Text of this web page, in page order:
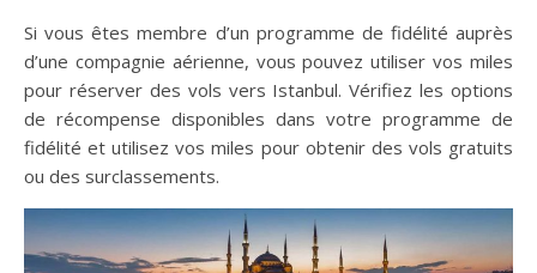
Si vous êtes membre d’un programme de fidélité auprès
d’une compagnie aérienne, vous pouvez utiliser vos miles
pour réserver des vols vers Istanbul. Vérifiez les options
de récompense disponibles dans votre programme de
fidélité et utilisez vos miles pour obtenir des vols gratuits
ou des surclassements.